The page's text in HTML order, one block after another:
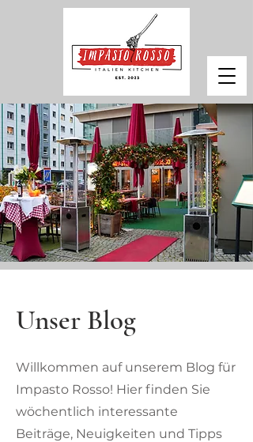
Unser Blog
Willkommen auf unserem Blog für
Impasto Rosso! Hier finden Sie
wöchentlich interessante
Beiträge, Neuigkeiten und Tipps